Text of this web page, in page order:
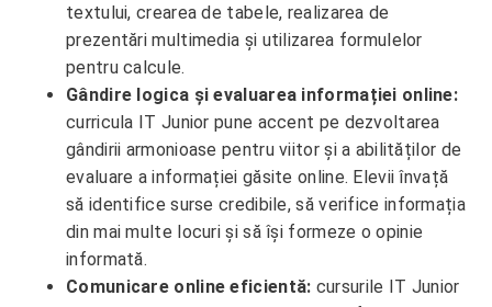
textului, crearea de tabele, realizarea de
prezentări multimedia și utilizarea formulelor
pentru calcule.
Gândire logica și evaluarea informației online:
curricula IT Junior pune accent pe dezvoltarea
gândirii armonioase pentru viitor și a abilităților de
evaluare a informației găsite online. Elevii învață
să identifice surse credibile, să verifice informația
din mai multe locuri și să își formeze o opinie
informată.
Comunicare online eficientă: cursurile IT Junior